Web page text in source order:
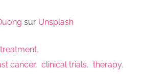
sur Unsplash
treatment
cancer
clinical trials
therapy